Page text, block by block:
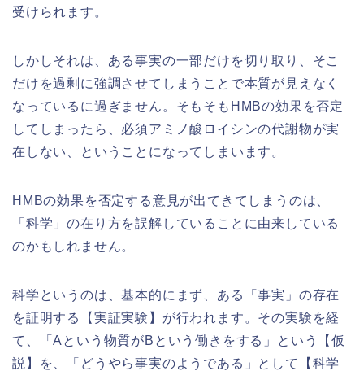
受けられます。
しかしそれは、ある事実の一部だけを切り取り、そこ
だけを過剰に強調させてしまうことで本質が見えなく
なっているに過ぎません。そもそもHMBの効果を否定
してしまったら、必須アミノ酸ロイシンの代謝物が実
在しない、ということになってしまいます。
HMBの効果を否定する意見が出てきてしまうのは、
「科学」の在り方を誤解していることに由来している
のかもしれません。
科学というのは、基本的にまず、ある「事実」の存在
を証明する【実証実験】が行われます。その実験を経
て、「Aという物質がBという働きをする」という【仮
説】を、「どうやら事実のようである」として【科学